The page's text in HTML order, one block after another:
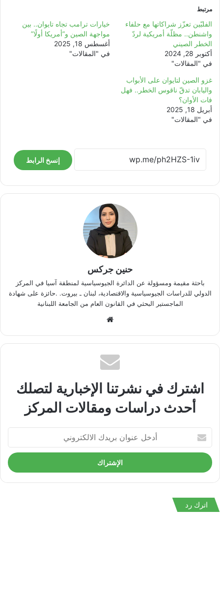
مرتبط
الفلبّين تعزّز شراكاتها مع حلفاء
واشنطن.. مظلّة أمريكية لردّ
الخطر الصيني
أكتوبر 28, 2024
في "المقالات"
خيارات ترامب تجاه تايوان.. بين
مواجهة الصين و”أمريكا أولًا”
أغسطس 18, 2025
في "المقالات"
غزو الصين لتايوان على الأبواب
واليابان تدقّ ناقوس الخطر.. فهل
فات الأوان؟
أبريل 18, 2025
في "المقالات"
إنسخ الرابط
حنين جركس
باحثة مقيمة ومسؤولة عن الدائرة الجيوسياسية لمنطقة آسيا في المركز
الدولي للدراسات الجيوسياسية والاقتصادية، لبنان ـ بيروت. .حائزة على شهادة
الماجستير البحثي في القانون العام من الجامعة اللبنانية
اشترك في نشرتنا الإخبارية لتصلك
أحدث دراسات ومقالات المركز
عنوان
بريدك
الالكتروني
اترك رد